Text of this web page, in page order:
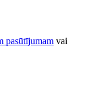
pasūtījumam vai